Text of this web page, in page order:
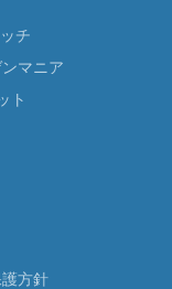
チ
マニア
ト
方針